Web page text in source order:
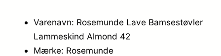
.
Varenavn: Rosemunde Lave Bamsestøvler
Lammeskind Almond 42
Mærke: Rosemunde